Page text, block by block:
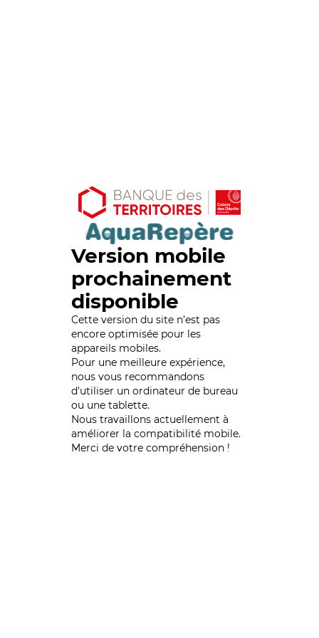
Version mobile
prochainement
disponible
Cette version du site n’est pas
encore optimisée pour les
appareils mobiles.
Pour une meilleure expérience,
nous vous recommandons
d'utiliser un ordinateur de bureau
ou une tablette.
Nous travaillons actuellement à
améliorer la compatibilité mobile.
Merci de votre compréhension !